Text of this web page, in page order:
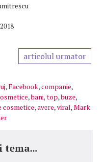
articolul urmator
,Facebook,companie,
,bani,top,buze,
cosmetice,avere,viral,Mark
tema...